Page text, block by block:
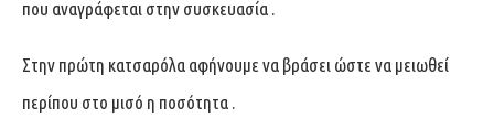
που αναγράφεται στην συσκευασία .
Στην πρώτη κατσαρόλα αφήνουμε να βράσει ώστε να μειωθεί
περίπου στο μισό η ποσότητα .